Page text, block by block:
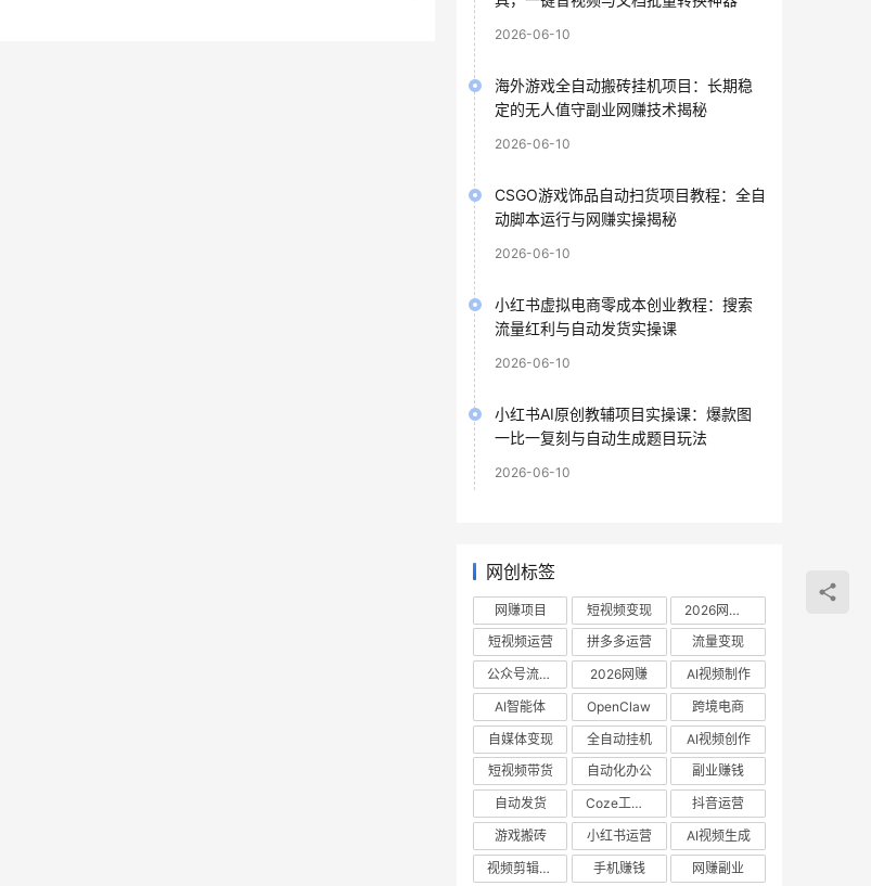
2026-06-10
海外游戏全自动搬砖挂机项目：长期稳
定的无人值守副业网赚技术揭秘
2026-06-10
CSGO游戏饰品自动扫货项目教程：全自
动脚本运行与网赚实操揭秘
2026-06-10
小红书虚拟电商零成本创业教程：搜索
流量红利与自动发货实操课
2026-06-10
小红书AI原创教辅项目实操课：爆款图
一比一复刻与自动生成题目玩法
2026-06-10
网创标签
网赚项目 短视频变现
2026网赚项目
短视频运营
拼多多运营
流量变现
公众号流量主
2026网赚
AI视频制作
AI智能体
OpenClaw
跨境电商
自媒体变现
全自动挂机
AI视频创作
短视频带货
自动化办公
副业赚钱
自动发货
Coze工作流
抖音运营
游戏搬砖
小红书运营
AI视频生成
视频剪辑教程
手机赚钱 网赚副业